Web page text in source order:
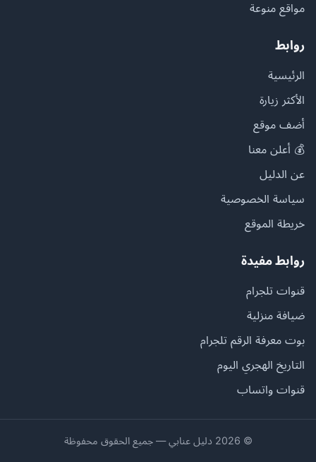
مواقع منوعة
روابط
الرئيسية
الأكثر زيارة
أضف موقع
💰 أعلن معنا
عن الدليل
سياسة الخصوصية
خريطة الموقع
روابط مفيدة
قنوات تلجرام
ضيافة منزلية
بوت معرفة الرقم تلجرام
التاريخ الهجري اليوم
قنوات واتساب
© 2026 دليل عنابي — جميع الحقوق محفوظة